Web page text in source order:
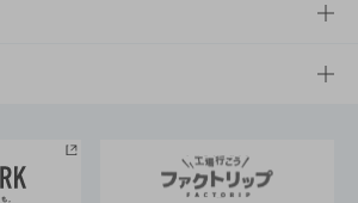
ーズ大阪
TOP
えるサステナビリティ経営